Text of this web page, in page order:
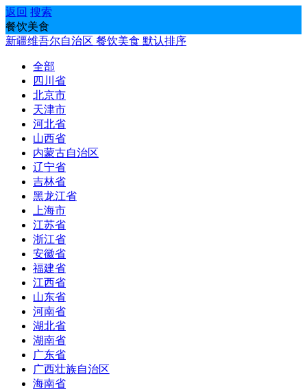
返回 搜索
餐饮美食
新疆维吾尔自治区 餐饮美食 默认排序
全部
四川省
北京市
天津市
河北省
山西省
内蒙古自治区
辽宁省
吉林省
黑龙江省
上海市
江苏省
浙江省
安徽省
福建省
江西省
山东省
河南省
湖北省
湖南省
广东省
广西壮族自治区
海南省